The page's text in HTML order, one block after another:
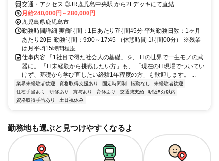
交通・アクセス ◎JR鹿児島中央駅 から2Fデッキにて直結
月給240,000円～280,000円
鹿児島県鹿児島市
勤務時間詳細 実働時間：1日あたり7時間45分 平均勤務日数：1ヶ月
あたり20日 勤務時間：9:00～17:45 （休憩時間 1時間00分） ※残業
は月平均15時間程度
仕事内容 「1社目で得た社会人の基礎」を、 ITの世界で一生モノの武
器に。 「IT未経験から挑戦したい方」も、 「現在のIT現場でついてい
けず、基礎から学び直したい経験1年程度の方」も歓迎します。 ...
業界未経験者歓迎 資格取得支援あり 固定時間制 転勤なし
未経験者歓迎
住宅手当あり
研修あり 賞与あり 育休あり 交通費支給
駅近5分以内
資格取得手当あり
土日祝休み
勤務地も選ぶと見つけやすくなるよ